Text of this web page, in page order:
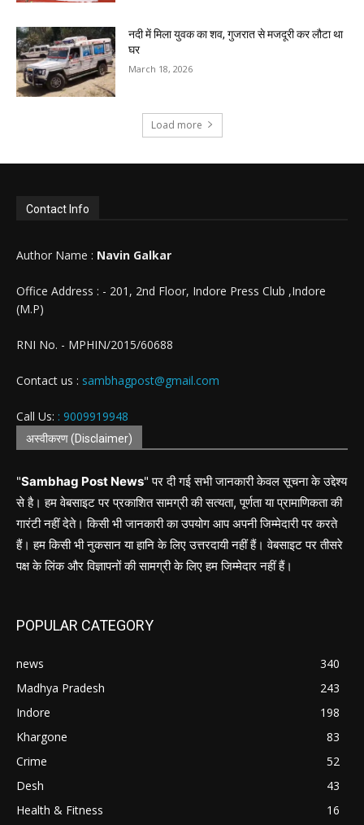
नदी में मिला युवक का शव, गुजरात से मजदूरी कर लौटा था
घर
March 18, 2026
Load more
Contact Info
Author Name : Navin Galkar
Office Address : - 201, 2nd Floor, Indore Press Club ,Indore
(M.P)
RNI No. - MPHIN/2015/60688
Contact us : sambhagpost@gmail.com
Call Us: : 9009919948
अस्वीकरण (Disclaimer)
"Sambhag Post News" पर दी गई सभी जानकारी केवल सूचना के उद्देश्य
से है। हम वेबसाइट पर प्रकाशित सामग्री की सत्यता, पूर्णता या प्रामाणिकता की
गारंटी नहीं देते। किसी भी जानकारी का उपयोग आप अपनी जिम्मेदारी पर करते
हैं। हम किसी भी नुकसान या हानि के लिए उत्तरदायी नहीं हैं। वेबसाइट पर तीसरे
पक्ष के लिंक और विज्ञापनों की सामग्री के लिए हम जिम्मेदार नहीं हैं।
POPULAR CATEGORY
news
340
Madhya Pradesh
243
Indore
198
Khargone
83
Crime
52
Desh
43
Health & Fitness
16